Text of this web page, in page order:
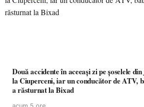
Două accidente în aceeași zi pe șoselele
la Ciuperceni, iar un conducător de ATV,
a răsturnat la Bixad